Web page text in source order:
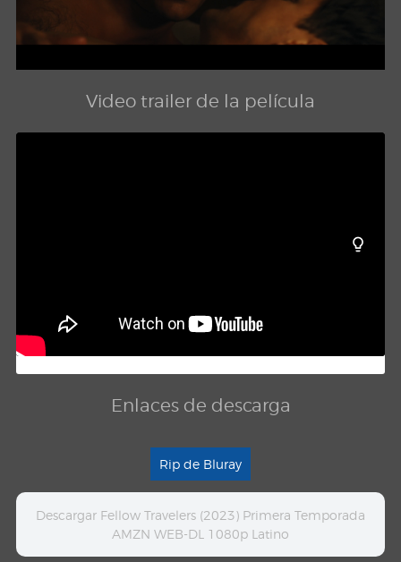
Video trailer de la película
Enlaces de descarga
Rip de Bluray
Descargar Fellow Travelers (2023) Primera Temporada
AMZN WEB-DL 1080p Latino